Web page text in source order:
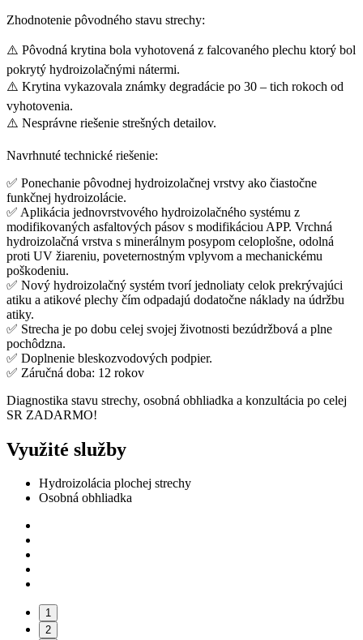
Zhodnotenie pôvodného stavu strechy:
⚠️ Pôvodná krytina bola vyhotovená z falcovaného plechu ktorý bol
pokrytý hydroizolačnými nátermi.
⚠️ Krytina vykazovala známky degradácie po 30 – tich rokoch od
vyhotovenia.
⚠️ Nesprávne riešenie strešných detailov.
Navrhnuté technické riešenie:
✅ Ponechanie pôvodnej hydroizolačnej vrstvy ako čiastočne
funkčnej hydroizolácie.
✅ Aplikácia jednovrstvového hydroizolačného systému z
modifikovaných asfaltových pásov s modifikáciou APP. Vrchná
hydroizolačná vrstva s minerálnym posypom celoplošne, odolná
proti UV žiareniu, poveternostným vplyvom a mechanickému
poškodeniu.
✅ Nový hydroizolačný systém tvorí jednoliaty celok prekrývajúci
atiku a atikové plechy čím odpadajú dodatočne náklady na údržbu
atiky.
✅ Strecha je po dobu celej svojej životnosti bezúdržbová a plne
pochôdzna.
✅ Doplnenie bleskozvodových podpier.
✅ Záručná doba: 12 rokov
Diagnostika stavu strechy, osobná obhliadka a konzultácia po celej
SR ZADARMO!
Využité služby
Hydroizolácia plochej strechy
Osobná obhliadka
1
2